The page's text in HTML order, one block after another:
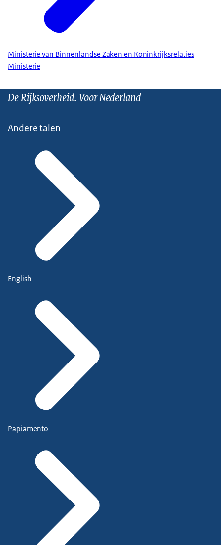
Ministerie van Binnenlandse Zaken en Koninkrijksrelaties
Ministerie
De Rijksoverheid. Voor Nederland
Andere talen
English
Papiamento